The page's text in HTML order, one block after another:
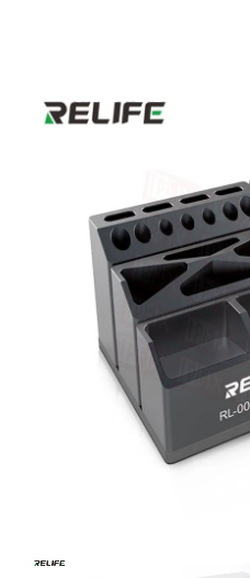
GARANTERET PRIS